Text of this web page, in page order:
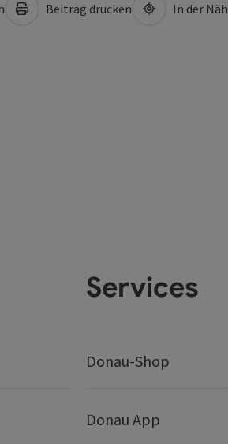
Beitrag drucken In der
Services
Donau-Shop
Donau App